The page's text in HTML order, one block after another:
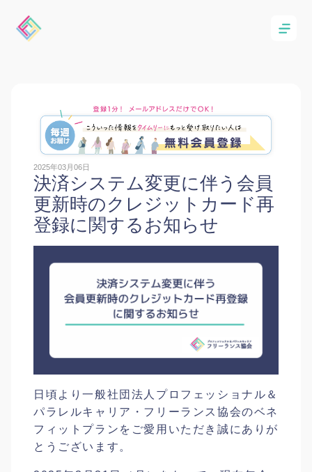
2025年03月06日
決済システム変更に伴う会員
更新時のクレジットカード再
登録に関するお知らせ
日頃より一般社団法人プロフェッショナル＆
パラレルキャリア・フリーランス協会のベネ
フィットプランをご愛用いただき誠にありが
とうございます。